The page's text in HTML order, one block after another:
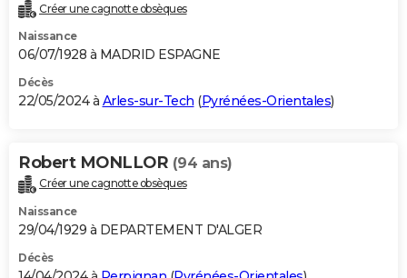
Créer une cagnotte obsèques
Naissance
06/07/1928 à MADRID ESPAGNE
Décès
22/05/2024 à Arles-sur-Tech (Pyrénées-Orientales)
Robert MONLLOR (94 ans)
Créer une cagnotte obsèques
Naissance
29/04/1929 à DEPARTEMENT D'ALGER
Décès